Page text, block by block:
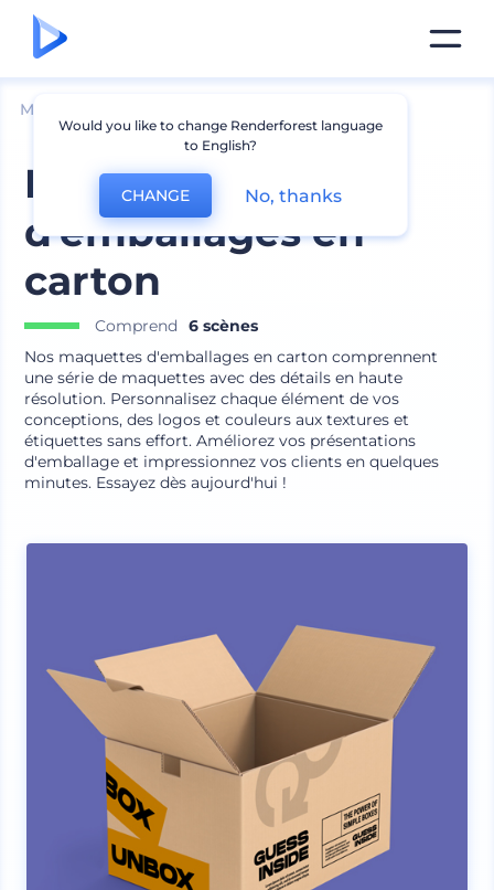
Mockups
Maquettes
d'emballages en
carton
Comprend
6 scènes
Nos maquettes d'emballages en carton comprennent
une série de maquettes avec des détails en haute
résolution. Personnalisez chaque élément de vos
conceptions, des logos et couleurs aux textures et
étiquettes sans effort. Améliorez vos présentations
d'emballage et impressionnez vos clients en quelques
minutes. Essayez dès aujourd'hui !
Would you like to change Renderforest language
to English?
CHANGE No, thanks